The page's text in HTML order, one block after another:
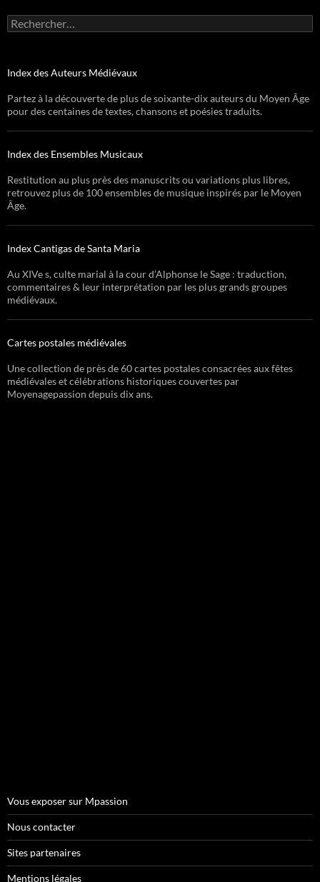
Rechercher :
Index des Auteurs Médiévaux
Partez à la découverte de plus de soixante-dix auteurs du Moyen Âge
pour des centaines de textes, chansons et poésies traduits.
Index des Ensembles Musicaux
Restitution au plus près des manuscrits ou variations plus libres,
retrouvez plus de 100 ensembles de musique inspirés par le Moyen
Âge.
Index Cantigas de Santa Maria
Au XIVe s, culte marial à la cour d’Alphonse le Sage : traduction,
commentaires & leur interprétation par les plus grands groupes
médiévaux.
Cartes postales médiévales
Une collection de près de 60 cartes postales consacrées aux fêtes
médiévales et célébrations historiques couvertes par
Moyenagepassion depuis dix ans.
Vous exposer sur Mpassion
Nous contacter
Sites partenaires
Mentions légales